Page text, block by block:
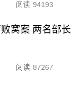
阅读 94193
窝案 两名部长
阅读 87267